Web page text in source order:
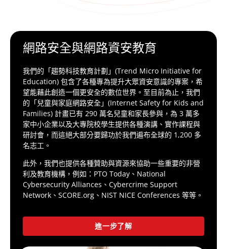
網路安全與網路資安教育
我們的「趨勢科技教育計劃」(Trend Micro Initiative for
Education) 包含了各種專為提升大眾資安意識的專案，希
望能藉此創造一個更安全的數位世界。至目前為止，我們
的「兒童與家庭網路安全」(Internet Safety for Kids and
Families) 計畫已有 290 萬名兒童和家長參與，為 3 萬多
家中小企業以及大專院校學生提供各種演講、實作課程與
研討會，而這絕大部分要歸功於我們遍布全球的 1,200 多
名志工。
此外，我們也提供各種贊助與資源來協助一些重要的非營
利及教育機構，例如：PTO Today、National
Cybersecurity Alliances、Cybercrime Support
Network、SCORE.org、NIST NICE Conferences 等等。
進一步了解